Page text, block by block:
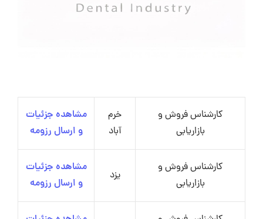
کارشناس فروش و
بازاریابی
خرم
آباد
مشاهده جزئیات
و ارسال رزومه
کارشناس فروش و
بازاریابی
یزد
مشاهده جزئیات
و ارسال رزومه